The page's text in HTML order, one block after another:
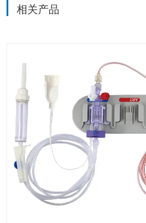
相关产品